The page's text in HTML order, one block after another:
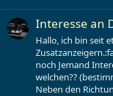
Interesse an
Hallo, ich bin seit
noch Jemand
welchen??
Neben den